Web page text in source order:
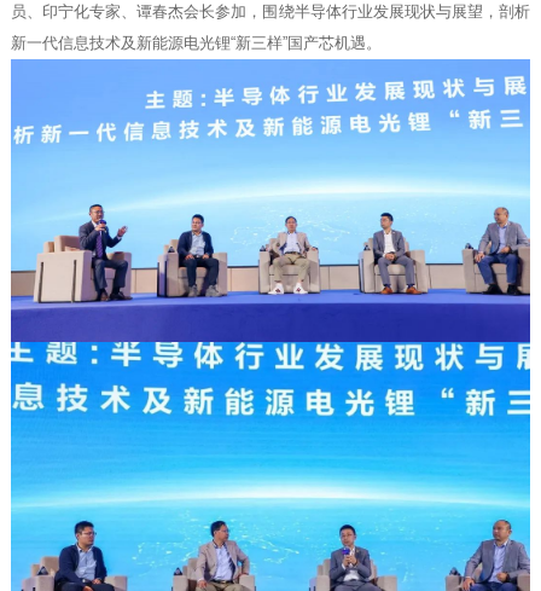
员、印宁化专家、谭春杰会长参加，围绕半导体行业发展现状与展望，剖析
新一代信息技术及新能源电光锂“新三样”国产芯机遇。